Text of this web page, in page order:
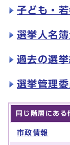
子ども・
選挙人名
過去の選
選挙管理
同じ階層にある
市政情報